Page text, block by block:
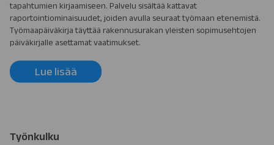
tapahtumien kirjaamiseen. Palvelu sisältää kattavat
raportointiominaisuudet, joiden avulla seuraat työmaan etenemistä.
Työmaapäiväkirja täyttää rakennusurakan yleisten sopimusehtojen
päiväkirjalle asettamat vaatimukset.
Lue lisää
Työnkulku